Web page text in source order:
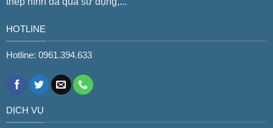
HOTLINE
Hotline: 0961.394.633
DỊCH VỤ